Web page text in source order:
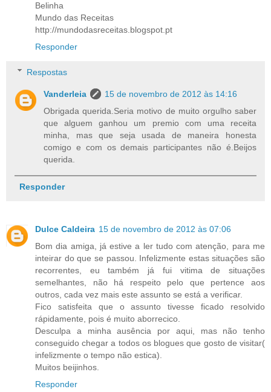
Belinha
Mundo das Receitas
http://mundodasreceitas.blogspot.pt
Responder
Respostas
Vanderleia
15 de novembro de 2012 às 14:16
Obrigada querida.Seria motivo de muito orgulho saber
que alguem ganhou um premio com uma receita
minha, mas que seja usada de maneira honesta
comigo e com os demais participantes não é.Beijos
querida.
Responder
Dulce Caldeira 15 de novembro de 2012 às 07:06
Bom dia amiga, já estive a ler tudo com atenção, para me
inteirar do que se passou. Infelizmente estas situações são
recorrentes, eu também já fui vitima de situações
semelhantes, não há respeito pelo que pertence aos
outros, cada vez mais este assunto se está a verificar.
Fico satisfeita que o assunto tivesse ficado resolvido
rápidamente, pois é muito aborrecico.
Desculpa a minha ausência por aqui, mas não tenho
conseguido chegar a todos os blogues que gosto de visitar(
infelizmente o tempo não estica).
Muitos beijinhos.
Responder